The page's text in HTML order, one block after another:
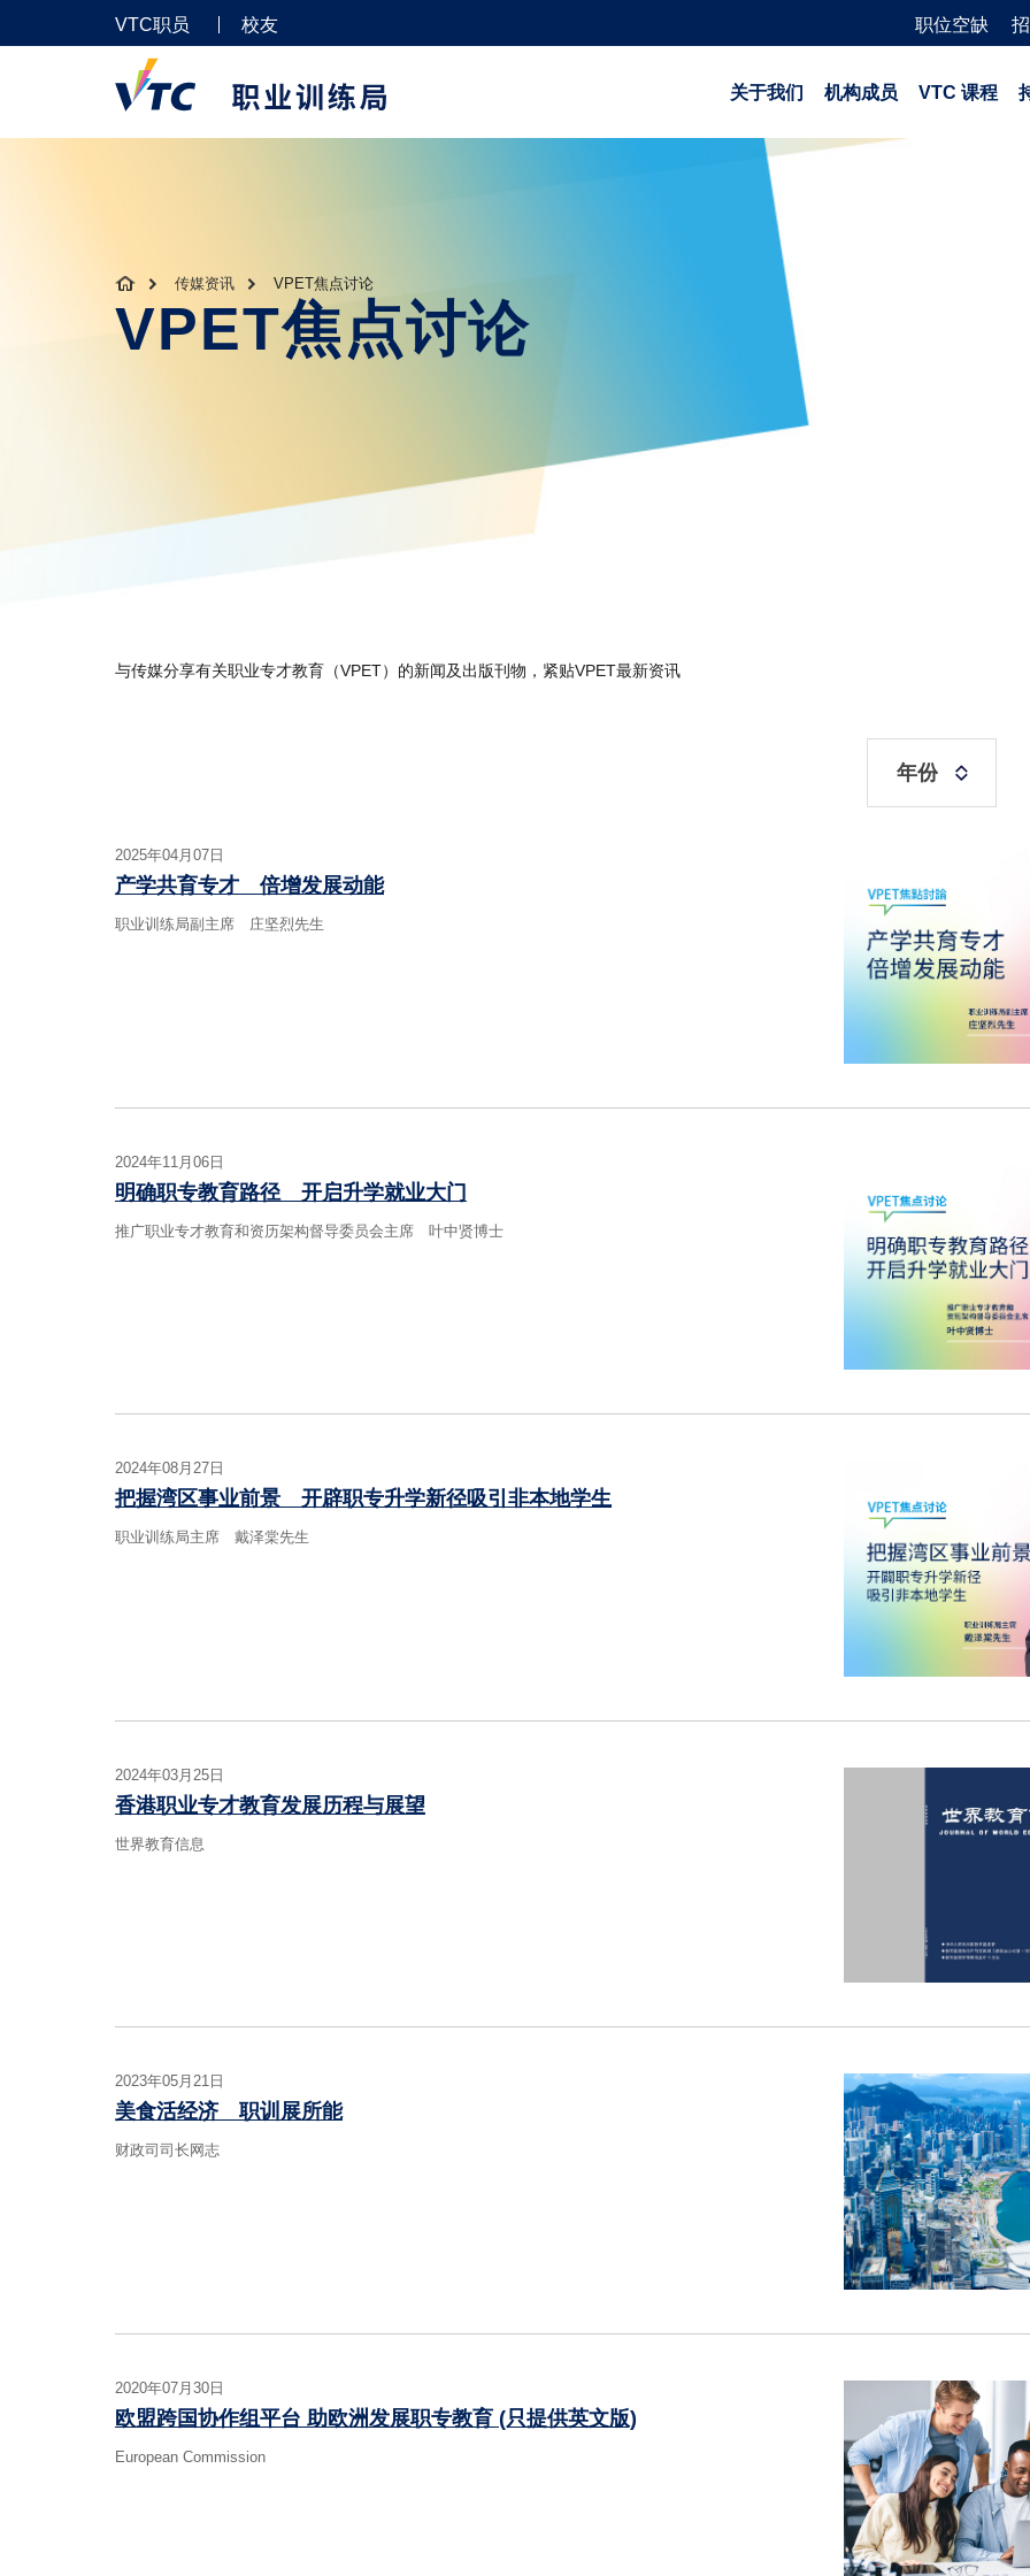
VTC职员 校友 职位空缺
关于我们 机构成员 VTC 课程
传媒资讯 VPET焦点讨论
VPET焦点讨论
与传媒分享有关职业专才教育（VPET）的新闻及出版刊物，紧贴VPET最新资讯
年份
2025年04月07日
产学共育专才 倍增发展动能
职业训练局副主席 庄坚烈先生
2024年11月06日
明确职专教育路径 开启升学就业大门
推广职业专才教育和资历架构督导委员会主席 叶中贤博士
2024年08月27日
把握湾区事业前景 开辟职专升学新径吸引非本地学生
职业训练局主席 戴泽棠先生
2024年03月25日
香港职业专才教育发展历程与展望
世界教育信息
2023年05月21日
美食活经济 职训展所能
财政司司长网志
2020年07月30日
欧盟跨国协作组平台 助欧洲发展职专教育 (只提供英文版)
European Commission